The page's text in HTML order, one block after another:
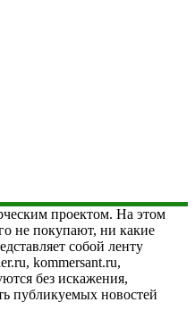
проектом. На этом
не покупают, ни какие
собой ленту
kommersant.ru,
без искажения,
публикуемых новостей